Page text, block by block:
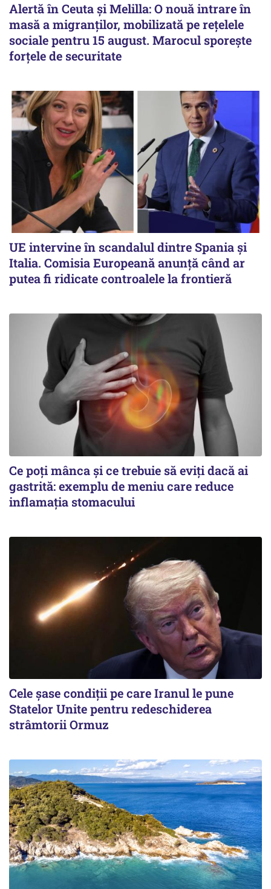
Alertă în Ceuta și Melilla: O nouă intrare în
masă a migranților, mobilizată pe rețelele
sociale pentru 15 august. Marocul sporește
forțele de securitate
UE intervine în scandalul dintre Spania și
Italia. Comisia Europeană anunță când ar
putea fi ridicate controalele la frontieră
Ce poți mânca și ce trebuie să eviți dacă ai
gastrită: exemplu de meniu care reduce
inflamația stomacului
Cele șase condiții pe care Iranul le pune
Statelor Unite pentru redeschiderea
strâmtorii Ormuz